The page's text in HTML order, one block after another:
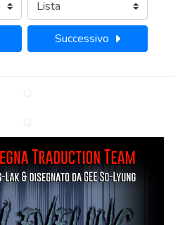
Successivo